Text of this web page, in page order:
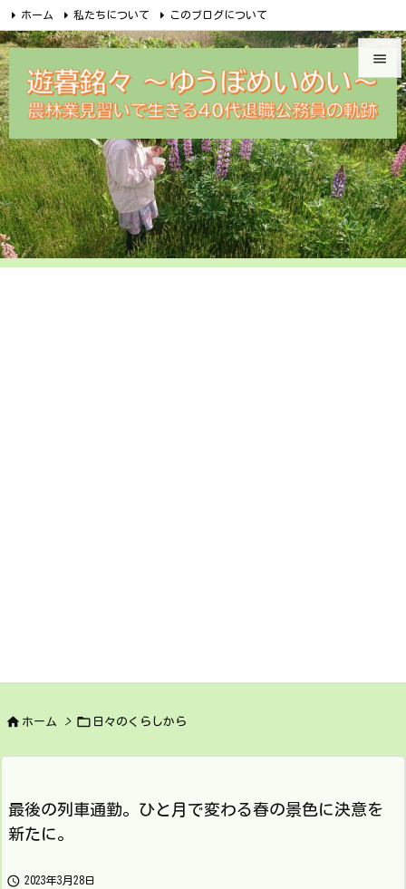


メニュ

サイド

前へ

次へ
ホーム 私たちについて このブログについて
無料メルマガ講座のご案内 めいめい企画オンラインショップ
遊暮銘々メルカリ 問合せ Facebook RSS Feedly
 ホーム >  日々のくらしから
最後の列車通勤。ひと月で変わる春の景色に決意を
新たに。
 2023年3月28日